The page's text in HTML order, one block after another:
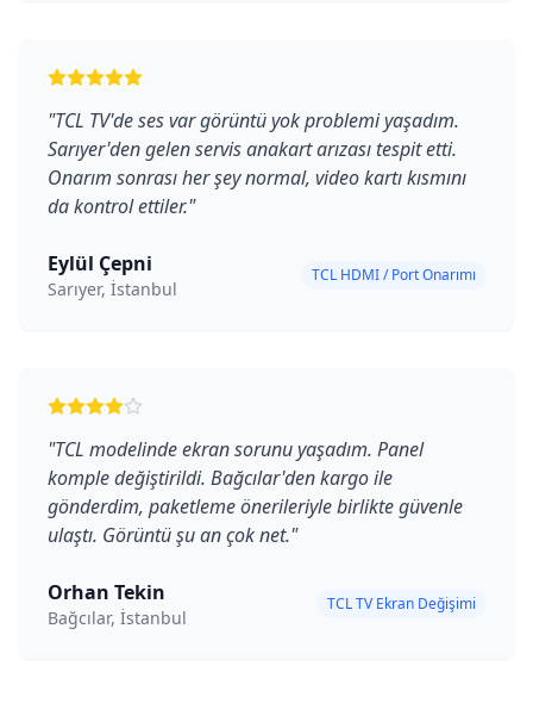
"TCL TV'de ses var görüntü yok problemi yaşadım.
Sarıyer'den gelen servis anakart arızası tespit etti.
Onarım sonrası her şey normal, video kartı kısmını
da kontrol ettiler."
Eylül Çepni
Sarıyer, İstanbul
TCL HDMI / Port Onarımı
"TCL modelinde ekran sorunu yaşadım. Panel
komple değiştirildi. Bağcılar'den kargo ile
gönderdim, paketleme önerileriyle birlikte güvenle
ulaştı. Görüntü şu an çok net."
Orhan Tekin
Bağcılar, İstanbul
TCL TV Ekran Değişimi